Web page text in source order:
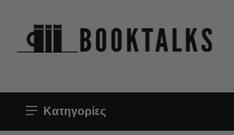
Κατηγορίες